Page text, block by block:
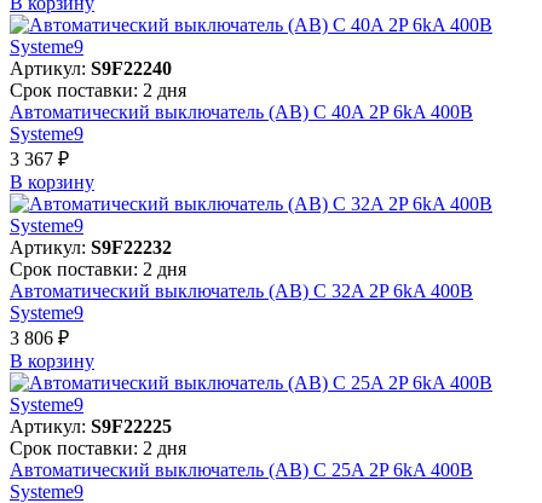
Артикул: S9F22240
Срок поставки: 2 дня
Автоматический выключатель (АВ) C 40A 2P 6kA 400В
Systeme9
3 367 ₽
В корзинy
Артикул: S9F22232
Срок поставки: 2 дня
Автоматический выключатель (АВ) C 32A 2P 6kA 400В
Systeme9
3 806 ₽
В корзинy
Артикул: S9F22225
Срок поставки: 2 дня
Автоматический выключатель (АВ) C 25A 2P 6kA 400В
Systeme9